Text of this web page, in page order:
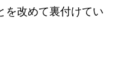
を改めて裏付けてい